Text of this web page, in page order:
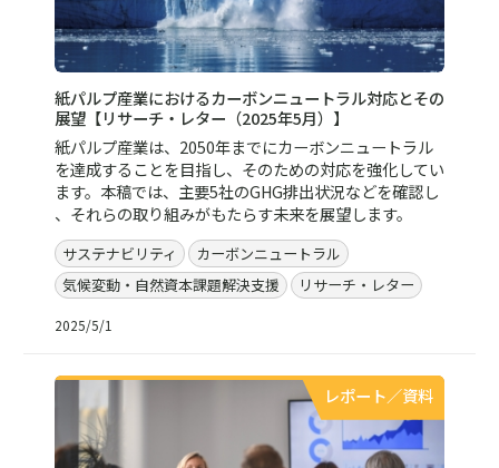
紙パルプ産業におけるカーボンニュートラル対応とその
展望【リサーチ・レター（2025年5月）】
紙パルプ産業は、2050年までにカーボンニュートラル
を達成することを目指し、そのための対応を強化してい
ます。本稿では、主要5社のGHG排出状況などを確認し
、それらの取り組みがもたらす未来を展望します。
サステナビリティ
カーボンニュートラル
気候変動・自然資本課題解決支援
リサーチ・レター
2025/5/1
レポート／資料